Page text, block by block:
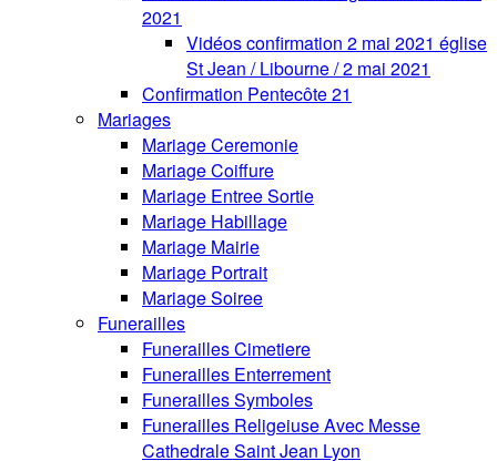
2021
Vidéos confirmation 2 mai 2021 église
St Jean / Libourne / 2 mai 2021
Confirmation Pentecôte 21
Mariages
Mariage Ceremonie
Mariage Coiffure
Mariage Entree Sortie
Mariage Habillage
Mariage Mairie
Mariage Portrait
Mariage Soiree
Funerailles
Funerailles Cimetiere
Funerailles Enterrement
Funerailles Symboles
Funerailles Religeiuse Avec Messe
Cathedrale Saint Jean Lyon